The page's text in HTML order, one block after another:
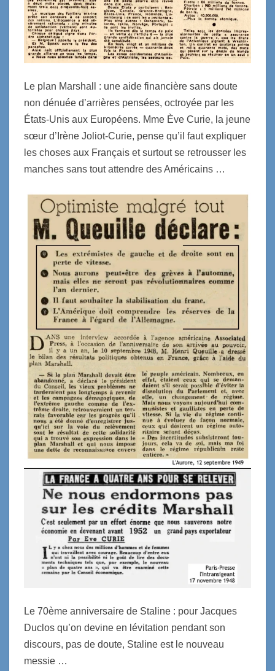
Le plan Marshall : une aide financière sans doute
non dénuée d’arrières pensées, octroyée par les
États-Unis aux Européens. Mme Ève Curie, la jeune
sœur d’Irène Joliot-Curie, pense qu’il faut expliquer
les choses aux Français et surtout se retrousser les
manches sans tout attendre des Américains …
Le 70ème anniversaire de Staline : pour Jacques
Duclos qu’on devine en lévitation pendant son
discours, pas de doute, Staline est le nouveau
messie …